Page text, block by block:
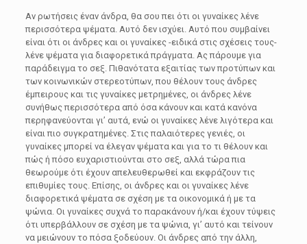
Αν ρωτήσεις έναν άνδρα, θα σου πει ότι οι γυναίκες λένε
περισσότερα ψέματα. Αυτό δεν ισχύει. Αυτό που συμβαίνει
είναι ότι οι άνδρες και οι γυναίκες -ειδικά στις σχέσεις τους-
λένε ψέματα για διαφορετικά πράγματα. Ας πάρουμε για
παράδειγμα το σεξ. Πιθανότατα εξαιτίας των προτύπων και
των κοινωνικών στερεοτύπων, που θέλουν τους άνδρες
έμπειρους και τις γυναίκες μετρημένες, οι άνδρες λένε
συνήθως περισσότερα από όσα κάνουν και κατά κανόνα
περηφανεύονται γι’ αυτά, ενώ οι γυναίκες λένε λιγότερα και
είναι πιο συγκρατημένες. Στις παλαιότερες γενιές, οι
γυναίκες μπορεί να έλεγαν ψέματα και για το τι θέλουν και
πώς ή πόσο ευχαριστιούνται στο σεξ, αλλά τώρα πια
θεωρούμε ότι έχουν απελευθερωθεί και εκφράζουν τις
επιθυμίες τους. Επίσης, οι άνδρες και οι γυναίκες λένε
διαφορετικά ψέματα σε σχέση με τα οικονομικά ή με τα
ψώνια. Οι γυναίκες συχνά το παρακάνουν ή/και έχουν τύψεις
ότι υπερβάλλουν σε σχέση με τα ψώνια, γι’ αυτό και τείνουν
να μειώνουν το πόσα ξοδεύουν. Οι άνδρες από την άλλη,